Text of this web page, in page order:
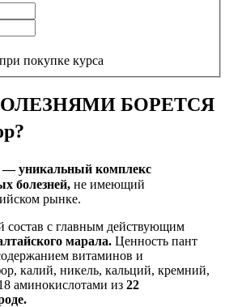
покупке курса
БОРЕТСЯ
?
— уникальный комплекс
болезней, не имеющий
рынке.
состав с главным действующим
марала. Ценность пант
витаминов и
калий, никель, кальций, кремний,
аминокислотами из 22